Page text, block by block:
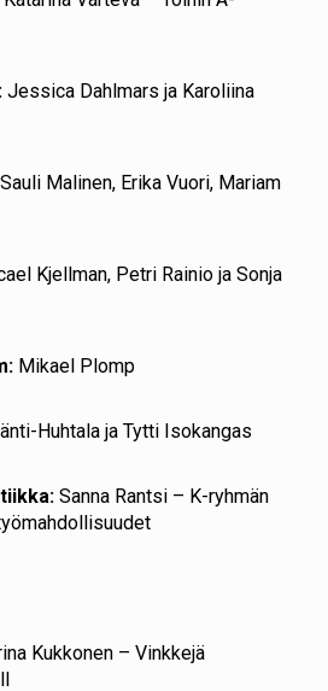
Jessica Dahlmars ja Karoliina
Sauli Malinen, Erika Vuori, Mariam
Kjellman, Petri Rainio ja Sonja
Mikael Plomp
Huhtala ja Tytti Isokangas
Sanna Rantsi – K-ryhmän
Kukkonen – Vinkkejä